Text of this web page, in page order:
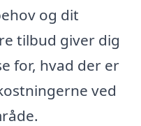
og dit
tilbud giver dig
for, hvad der er
ved